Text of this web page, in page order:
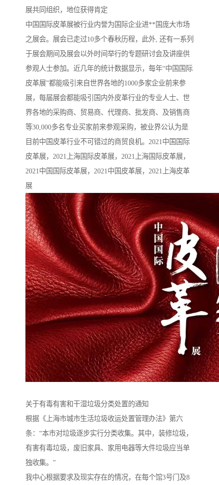
展共同组织，地位获得肯定
中国国际皮革展被行业内誉为国际企业进**国庞大市场
之展会。展会已走过10多个春秋历程，此外, 还有一系列
于展会期间及展会以外时间举行的专题研讨会及讲座供
参观人士参加。近几年的统计数据显示，每年“中国国际
皮革展”都能吸引来自世界各地的1000多家企业前来参
展，每届展会都能吸引国内外皮革行业的专业人士、世
界各地的采购商、贸易商、代理商、批发商、及销售商
等30,000多名专业买家前来参观采购，被业界公认为是
目前中国皮革行业不可错过的商贸良机。2021中国国际
皮革展，2021上海国际皮革展，2021上海国际皮革展，
2021中国国际皮革展，2021中国皮革展，2021上海皮革
展
关于有毒有害和干湿垃圾分类处置的通知
根据《上海市城市生活垃圾收运处置管理办法》第六
条：“本市对垃圾逐步实行分类收集。其中，装修垃圾，
有害有毒垃圾，废旧家具、家用电器等大件垃圾应当单
独收集。”
我中心根据要求及现实存在的情况，在每个馆3号门及8